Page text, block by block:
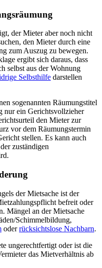
der Mieter aber noch nicht
den Mieter durch eine
zum Auszug zu bewegen.
ergibt sich daraus, dass
selbst aus der Wohnung
Selbsthilfe darstellen
sogenannten Räumungstitel
nur ein Gerichtsvollzieher
den Mieter zur
vor dem Räumungstermin
stellen. Es kann auch
zuständigen
der Mietsache ist der
befreit oder
Mängel an der Mietsache
Schimmelbildung,
oderrücksichtslose Nachbarn.
ungerechtfertigt oder ist die
das Mietverhältnis ab